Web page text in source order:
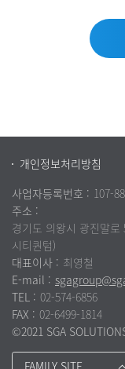
개인정보처리방침
사업자등록번호 : 107-
주소 :
경기도 의왕시 광진말로
시티퀀텀)
대표이사 : 최영철
E-mail :
TEL : 02-574-6856
FAX : 02-6499-1814
©2021 SGA
FAMILY SITE